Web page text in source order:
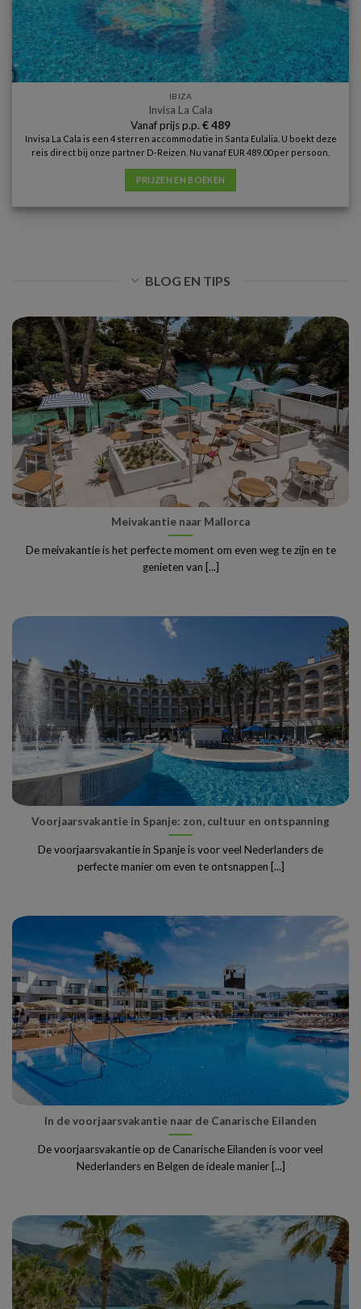
IBIZA
Invisa La Cala
Vanaf prijs p.p. €489
Invisa La Cala is een 4 sterren accommodatie in Santa Eulalia. U boekt deze
reis direct bij onze partner D-Reizen. Nu vanaf EUR 489.00 per persoon.
PRIJZEN EN BOEKEN
BLOG EN TIPS
Meivakantie naar Mallorca
De meivakantie is het perfecte moment om even weg te zijn en te
genieten van [...]
Voorjaarsvakantie in Spanje: zon, cultuur en ontspanning
De voorjaarsvakantie in Spanje is voor veel Nederlanders de
perfecte manier om even te ontsnappen [...]
In de voorjaarsvakantie naar de Canarische Eilanden
De voorjaarsvakantie op de Canarische Eilanden is voor veel
Nederlanders en Belgen de ideale manier [...]